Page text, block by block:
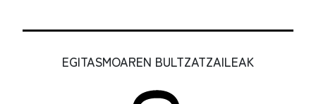
EGITASMOAREN BULTZATZAILEAK